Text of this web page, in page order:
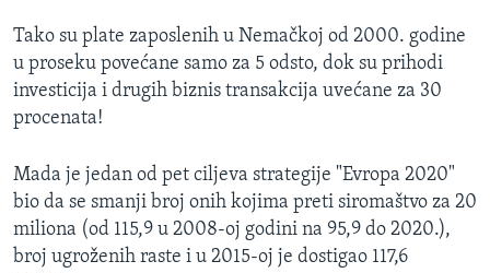
Tako su plate zaposlenih u Nemačkoj od 2000. godine
u proseku povećane samo za 5 odsto, dok su prihodi
investicija i drugih biznis transakcija uvećane za 30
procenata!
Mada je jedan od pet ciljeva strategije "Evropa 2020"
bio da se smanji broj onih kojima preti siromaštvo za 20
miliona (od 115,9 u 2008-oj godini na 95,9 do 2020.),
broj ugroženih raste i u 2015-oj je dostigao 117,6